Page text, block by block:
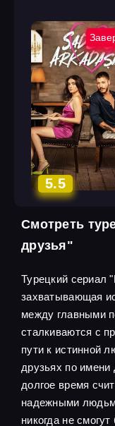
5.5
Смотреть
друзья"
Турецкий сериал
захватывающая
между главными
сталкиваются с
пути к истинной
друзьях по
долгое время
надежными
никогда не